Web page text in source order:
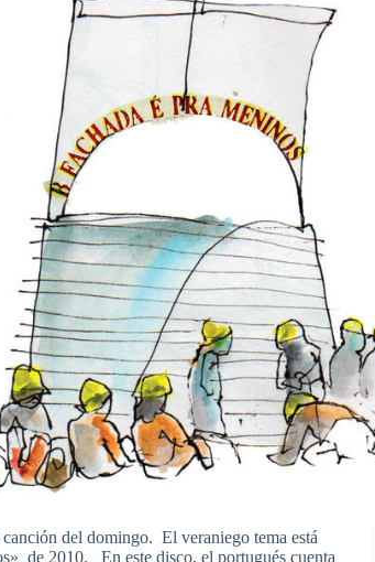
canción del domingo. El veraniego tema está
de 2010. En este disco, el portugués cuenta